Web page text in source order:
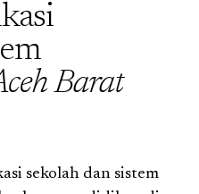
Barat
sekolah dan sistem